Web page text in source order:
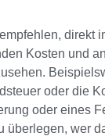
direkt
Kosten und
oder die
oder eines
überlegen, wer